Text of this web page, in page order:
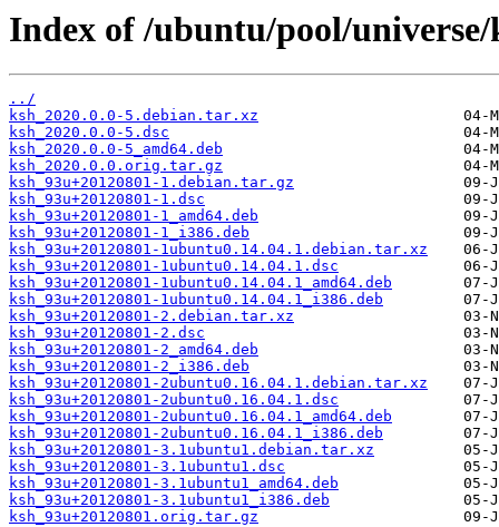
Index of /ubuntu/pool/
../
ksh_2020.0.0-5.debian.tar.xz
ksh_2020.0.0-5.dsc
ksh_2020.0.0-5_amd64.deb
ksh_2020.0.0.orig.tar.gz
ksh_93u+20120801-1.debian.tar.gz
ksh_93u+20120801-1.dsc
ksh_93u+20120801-1_amd64.deb
ksh_93u+20120801-1_i386.deb
ksh_93u+20120801-1ubuntu0.14.04.1.debian.tar.xz
ksh_93u+20120801-1ubuntu0.14.04.1.dsc
ksh_93u+20120801-1ubuntu0.14.04.1_amd64.deb
ksh_93u+20120801-1ubuntu0.14.04.1_i386.deb
ksh_93u+20120801-2.debian.tar.xz
ksh_93u+20120801-2.dsc
ksh_93u+20120801-2_amd64.deb
ksh_93u+20120801-2_i386.deb
ksh_93u+20120801-2ubuntu0.16.04.1.debian.tar.xz
ksh_93u+20120801-2ubuntu0.16.04.1.dsc
ksh_93u+20120801-2ubuntu0.16.04.1_amd64.deb
ksh_93u+20120801-2ubuntu0.16.04.1_i386.deb
ksh_93u+20120801-3.1ubuntu1.debian.tar.xz
ksh_93u+20120801-3.1ubuntu1.dsc
ksh_93u+20120801-3.1ubuntu1_amd64.deb
ksh_93u+20120801-3.1ubuntu1_i386.deb
ksh_93u+20120801.orig.tar.gz